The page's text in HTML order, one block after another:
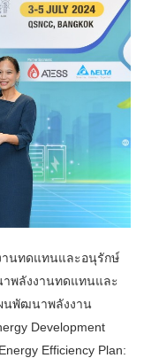
นทดแทนและอนุรักษ์
าพลังงานทดแทนและ
นพัฒนาพลังงาน
Development
Efficiency Plan: